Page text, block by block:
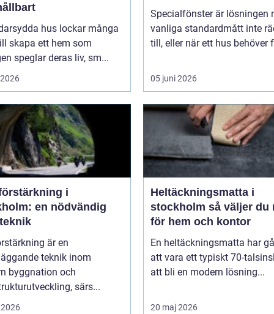
hus lockar många
skapa ett hem som
speglar deras liv, sm...
Specialfönster är lösningen
vanliga standardmått inte
till, eller när ett hus behöver
05 juni 2026
i
en nödvändig
är en
teknik inom
byggnation och
särs...
Heltäckningsmatta i
stockholm så väljer du rätt
för hem och kontor
En heltäckningsmatta har
att vara ett typiskt 70-
att bli en modern lösning...
20 maj 2026